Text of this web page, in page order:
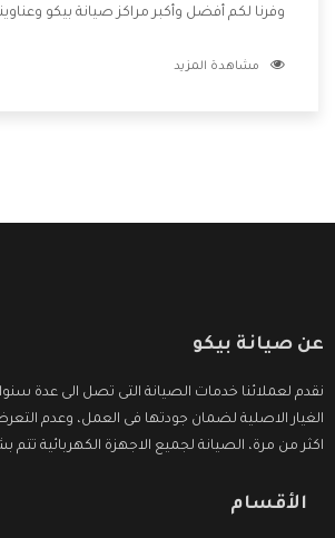
وفرنا لكم أفضل وأكبر مراكز صيانة بيكو
دون اى ازعاج كما أننا نهتم بكل ما يحتاجه
مشاهدة المزيد
عن صيانة بيكو
نقدم لعملائنا خدمات الصيانة التى تصل الى عدة
الغيار الاصلية لضمان جودتها فى العمل، وعدم
اكثر من مرة، الصيانة لجميع الاجهزة الكهربائية
الأقسام